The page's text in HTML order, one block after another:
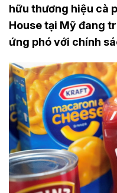
hữu thương hiệu cà
House tại Mỹ đang
ứng phó với chính